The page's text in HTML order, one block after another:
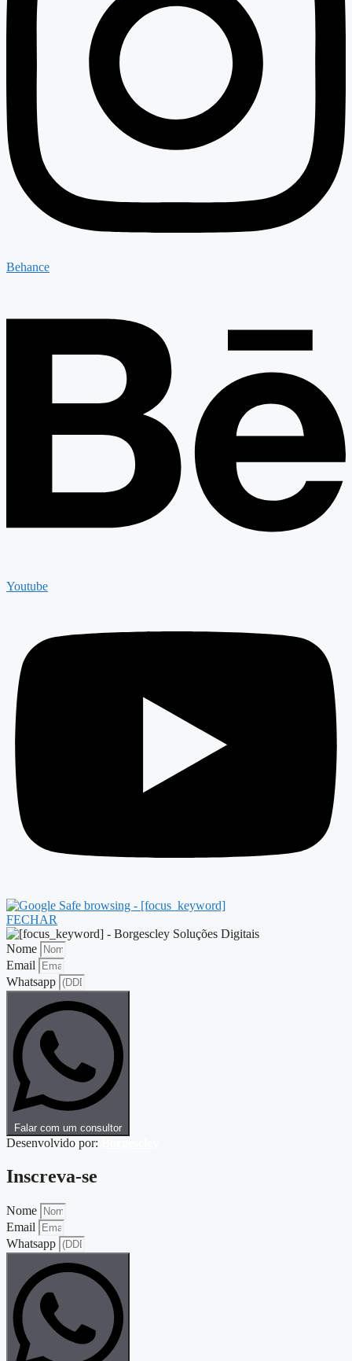
Behance
Youtube
FECHAR
Nome
Email
Whatsapp
Falar com um consultor
Desenvolvido por:
Inscreva-se
Nome
Email
Whatsapp